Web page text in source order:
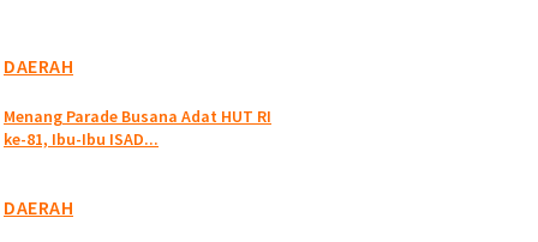
DAERAH
Menang Parade Busana Adat HUT RI
ke-81, Ibu-Ibu ISAD...
DAERAH